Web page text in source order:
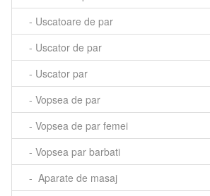
- Uscatoare de par
- Uscator de par
- Uscator par
- Vopsea de par
- Vopsea de par femei
- Vopsea par barbati
- Aparate de masaj